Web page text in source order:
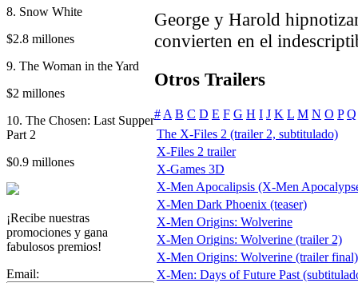
8. Snow White
$2.8 millones
9. The Woman in the Yard
$2 millones
10. The Chosen: Last Supper
Part 2
$0.9 millones
¡Recibe nuestras
promociones y gana
fabulosos premios!
Email:
George y Harold
convierten en el
Otros Trailers
#A B C D E F G H I J K L M N O P Q
The X-Files 2 (trailer 2, subtitulado)
X-Files 2 trailer
X-Games 3D
X-Men Apocalipsis (X-Men
X-Men Dark Phoenix (teaser)
X-Men Origins: Wolverine
X-Men Origins: Wolverine (trailer 2)
X-Men Origins: Wolverine (trailer final)
X-Men: Days of Future Past